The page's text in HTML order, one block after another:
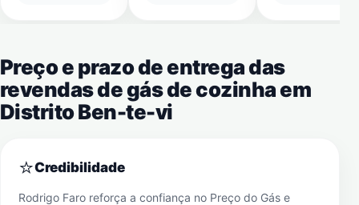
Preço e prazo de entrega das
revendas de gás de cozinha em
Distrito Ben-te-vi
⭐Credibilidade
Rodrigo Faro reforça a confiança no Preço do Gás e